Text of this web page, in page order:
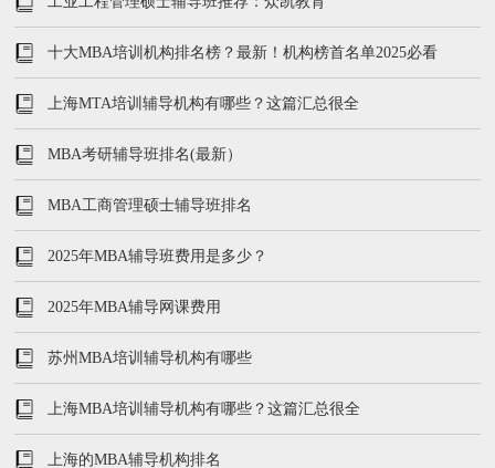
十大MBA培训机构排名榜？最新！机构榜首名单2025必看
上海MTA培训辅导机构有哪些？这篇汇总很全
MBA考研辅导班排名(最新）
MBA工商管理硕士辅导班排名
2025年MBA辅导班费用是多少？
2025年MBA辅导网课费用
苏州MBA培训辅导机构有哪些
上海MBA培训辅导机构有哪些？这篇汇总很全
上海的MBA辅导机构排名